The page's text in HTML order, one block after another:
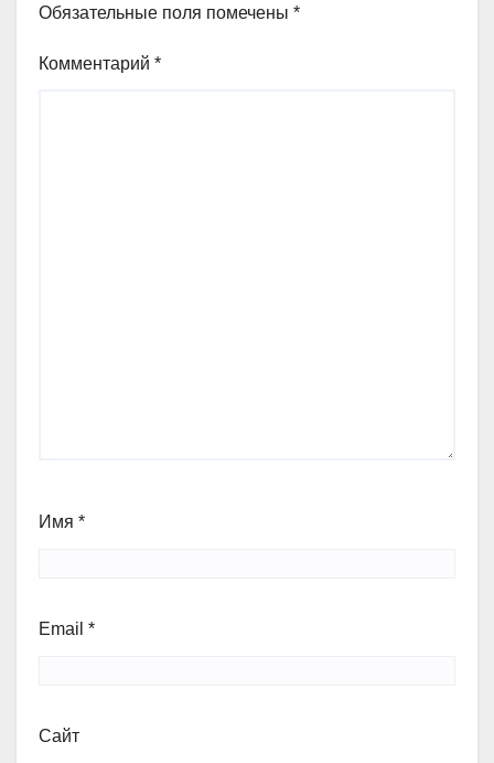
Обязательные поля помечены *
Комментарий *
Имя *
Email *
Сайт